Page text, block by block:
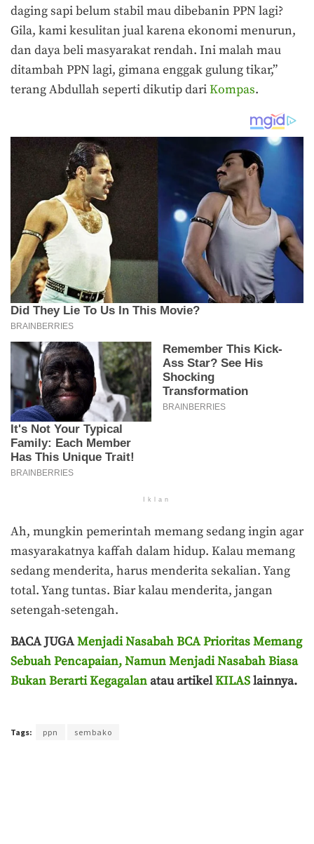
daging sapi belum stabil mau dibebanin PPN lagi?
Gila, kami kesulitan jual karena ekonomi menurun,
dan daya beli masyarakat rendah. Ini malah mau
ditambah PPN lagi, gimana enggak gulung tikar,”
terang Abdullah seperti dikutip dariKompas.
Iklan
Ah, mungkin pemerintah memang sedang ingin agar
masyarakatnya kaffah dalam hidup. Kalau memang
sedang menderita, harus menderita sekalian. Yang
total. Yang tuntas. Biar kalau menderita, jangan
setengah-setengah.
BACA JUGAMenjadi Nasabah BCA Prioritas Memang
Sebuah Pencapaian, Namun Menjadi Nasabah Biasa
Bukan Berarti Kegagalanatau artikelKILASlainnya.
Tags: ppn sembako